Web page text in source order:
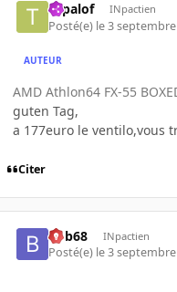
topalof INpactien
Posté(e) le 3
AUTEUR
AMD Athlon64 FX-55
guten Tag,
a 177euro le ventilo,vous
Citer
bob68 INpactien
Posté(e) le 3